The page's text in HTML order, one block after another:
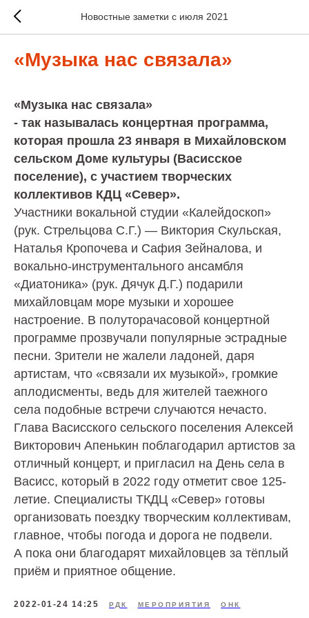
Новостные заметки с июля 2021
«Музыка нас связала»
«Музыка нас связала»
- так называлась концертная программа,
которая прошла 23 января в Михайловском
сельском Доме культуры (Васисское
поселение), с участием творческих
коллективов КДЦ «Север».
Участники вокальной студии «Калейдоскоп»
(рук. Стрельцова С.Г.) — Виктория Скульская,
Наталья Кропочева и Сафия Зейналова, и
вокально-инструментального ансамбля
«Диатоника» (рук. Дячук Д.Г.) подарили
михайловцам море музыки и хорошее
настроение. В полуторачасовой концертной
программе прозвучали популярные эстрадные
песни. Зрители не жалели ладоней, даря
артистам, что «связали их музыкой», громкие
аплодисменты, ведь для жителей таежного
села подобные встречи случаются нечасто.
Глава Васисского сельского поселения Алексей
Викторович Апенькин поблагодарил артистов за
отличный концерт, и пригласил на День села в
Васисс, который в 2022 году отметит свое 125-
летие. Специалисты ТКДЦ «Север» готовы
организовать поездку творческим коллективам,
главное, чтобы погода и дорога не подвели.
А пока они благодарят михайловцев за тёплый
приём и приятное общение.
2022-01-24 14:25 РДК МЕРОПРИЯТИЯ ОНК